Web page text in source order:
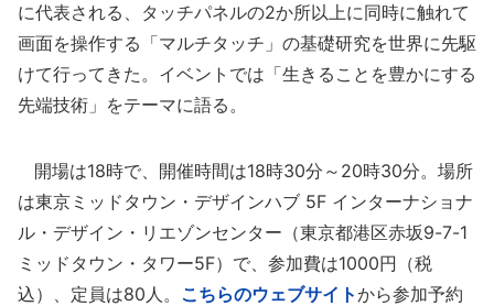
に代表される、タッチパネルの2か所以上に同時に触れて
画面を操作する「マルチタッチ」の基礎研究を世界に先駆
けて行ってきた。イベントでは「生きることを豊かにする
先端技術」をテーマに語る。
開場は18時で、開催時間は18時30分～20時30分。場所
は東京ミッドタウン・デザインハブ 5F インターナショナ
ル・デザイン・リエゾンセンター（東京都港区赤坂9-7-1
ミッドタウン・タワー5F）で、参加費は1000円（税
込）、定員は80人。 こちらのウェブサイトから参加予約